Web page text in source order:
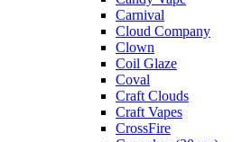
Carnival
Cloud Company
Clown
Coil Glaze
Coval
Craft Clouds
Craft Vapes
CrossFire